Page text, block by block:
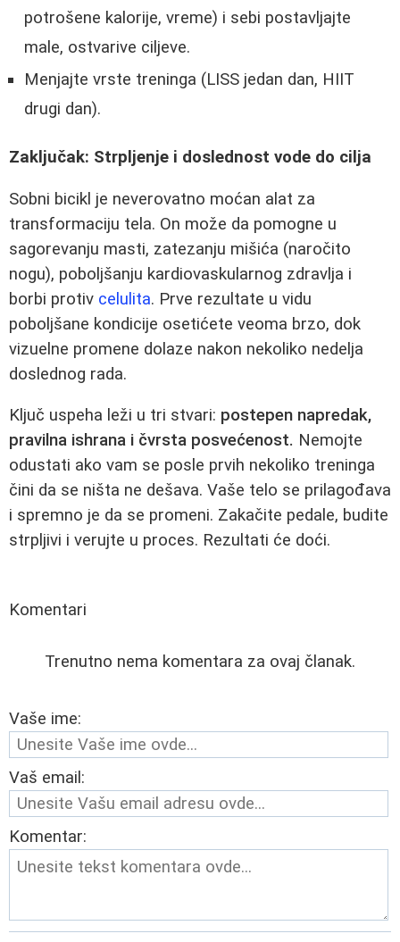
potrošene kalorije, vreme) i sebi postavljajte
male, ostvarive ciljeve.
Menjajte vrste treninga (LISS jedan dan, HIIT
drugi dan).
Zaključak: Strpljenje i doslednost vode do cilja
Sobni bicikl je neverovatno moćan alat za
transformaciju tela. On može da pomogne u
sagorevanju masti, zatezanju mišića (naročito
nogu), poboljšanju kardiovaskularnog zdravlja i
borbi protiv celulita. Prve rezultate u vidu
poboljšane kondicije osetićete veoma brzo, dok
vizuelne promene dolaze nakon nekoliko nedelja
doslednog rada.
Ključ uspeha leži u tri stvari: postepen napredak,
pravilna ishrana i čvrsta posvećenost. Nemojte
odustati ako vam se posle prvih nekoliko treninga
čini da se ništa ne dešava. Vaše telo se prilagođava
i spremno je da se promeni. Zakačite pedale, budite
strpljivi i verujte u proces. Rezultati će doći.
Komentari
Trenutno nema komentara za ovaj članak.
Vaše ime:
Vaš email:
Komentar: